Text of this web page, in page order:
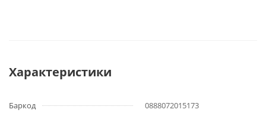
Характеристики
Баркод
0888072015173